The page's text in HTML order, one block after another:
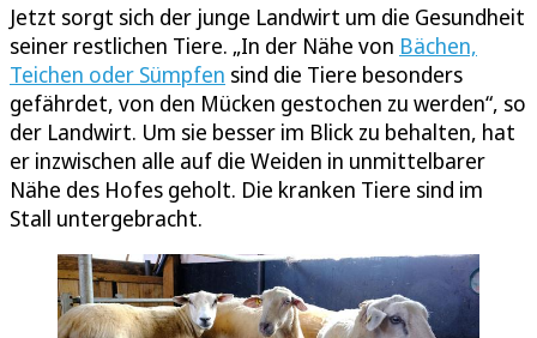
Jetzt sorgt sich der junge Landwirt um die Gesundheit
seiner restlichen Tiere. „In der Nähe von Bächen,
Teichen oder Sümpfen sind die Tiere besonders
gefährdet, von den Mücken gestochen zu werden“, so
der Landwirt. Um sie besser im Blick zu behalten, hat
er inzwischen alle auf die Weiden in unmittelbarer
Nähe des Hofes geholt. Die kranken Tiere sind im
Stall untergebracht.